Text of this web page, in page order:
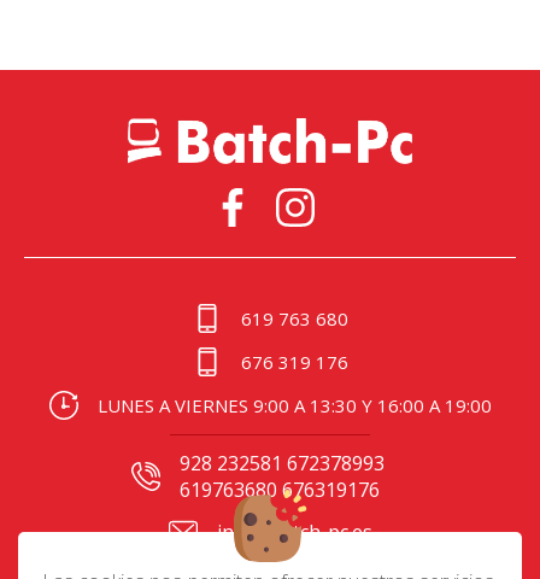
619 763 680
676 319 176
LUNES A VIERNES 9:00 A 13:30 Y 16:00 A 19:00
928 232581 672378993
619763680 676319176
info@batch-pc.es